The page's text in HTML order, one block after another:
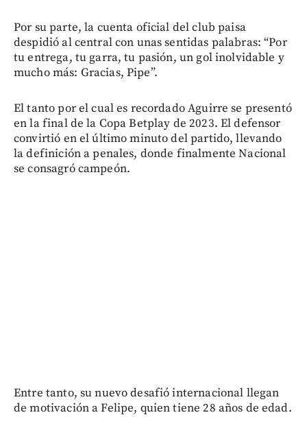
Por su parte, la cuenta oficial del club paisa
despidió al central con unas sentidas palabras: “Por
tu entrega, tu garra, tu pasión, un gol inolvidable y
mucho más: Gracias, Pipe”.
El tanto por el cual es recordado Aguirre se presentó
en la final de la Copa Betplay de 2023. El defensor
convirtió en el último minuto del partido, llevando
la definición a penales, donde finalmente Nacional
se consagró campeón.
Entre tanto, su nuevo desafió internacional llegan
de motivación a Felipe, quien tiene 28 años de edad.